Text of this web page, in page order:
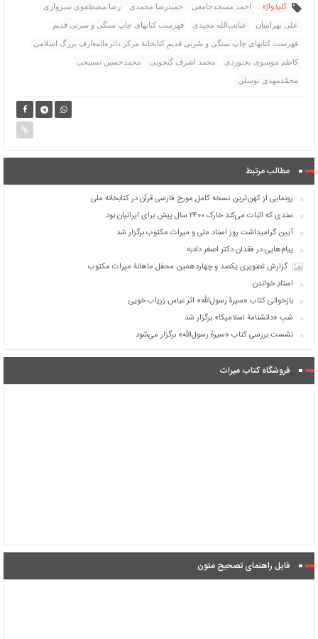
کلیدواژه : احمد مسجدجامعی حمیدرضا محمدی رضا مصطفوی سبزواری
علی بهرامیان عنایت‌الله مجیدی فهرست کتابهای چاپ سنگی و سربی قدیم
فهرست کتابهای چاپ سنگی و سُربی قدیمِ کتابخانۀ مرکز دائره‌المعارف بزرگ اسلامی
کاظم موسوی بجنوردی محمد اشرف گنجویی محمدحسین تسبیحی
محمّدمهدی توسلی
مطالب مرتبط
رونمایی از کهن‌ترین نسخه کامل مورخ فارسی قرآن در کتابخانه ملی
سندی که اثبات می‌کند خارک ۲۴۰۰ سال پیش برای ایرانیان بود
آیین گرامیداشت روز اسناد ملی و میراث مکتوب برگزار شد
پیام‌هایی در فقدان دکتر اصغر دادبه
گزارش تصویری یکصد و چهاردهمین محفل ماهانۀ میراث مکتوب
استادِ خواندن
بازخوانی کتاب «سیرۀ رسول‌اللّه» اثر عباس زریاب خویی
شبِ «دانشنامۀ اسلامیکا» برگزار شد
نشست بررسی کتاب «سیرهٔ رسول‌الله» برگزار می‌شود
فروشگاه کتاب میراث
فایل راهنمای تصحیح متون